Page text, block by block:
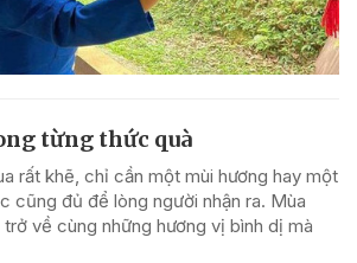
từng thức quà
rất khẽ, chỉ cần một mùi hương hay một
cũng đủ để lòng người nhận ra. Mùa
trở về cùng những hương vị bình dị mà